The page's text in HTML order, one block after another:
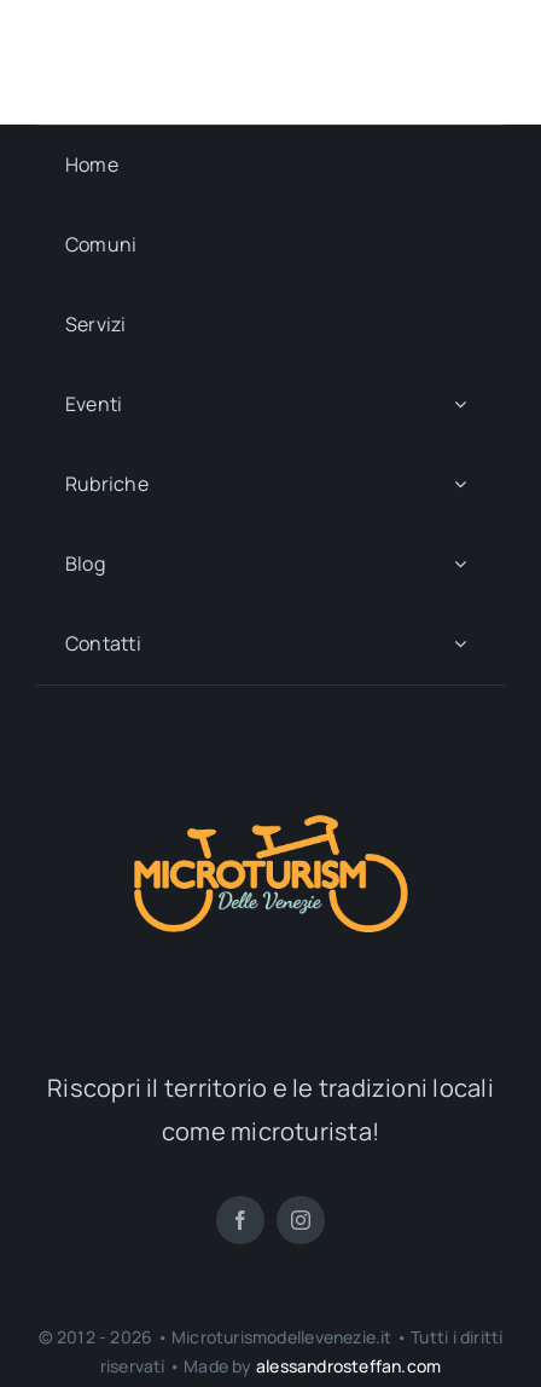
Home
Comuni
Servizi
Eventi
Rubriche
Blog
Contatti
Riscopri il territorio e le tradizioni locali
come microturista!
© 2012 - 2026 • Microturismodellevenezie.it • Tutti i diritti
riservati • Made by alessandrosteffan.com